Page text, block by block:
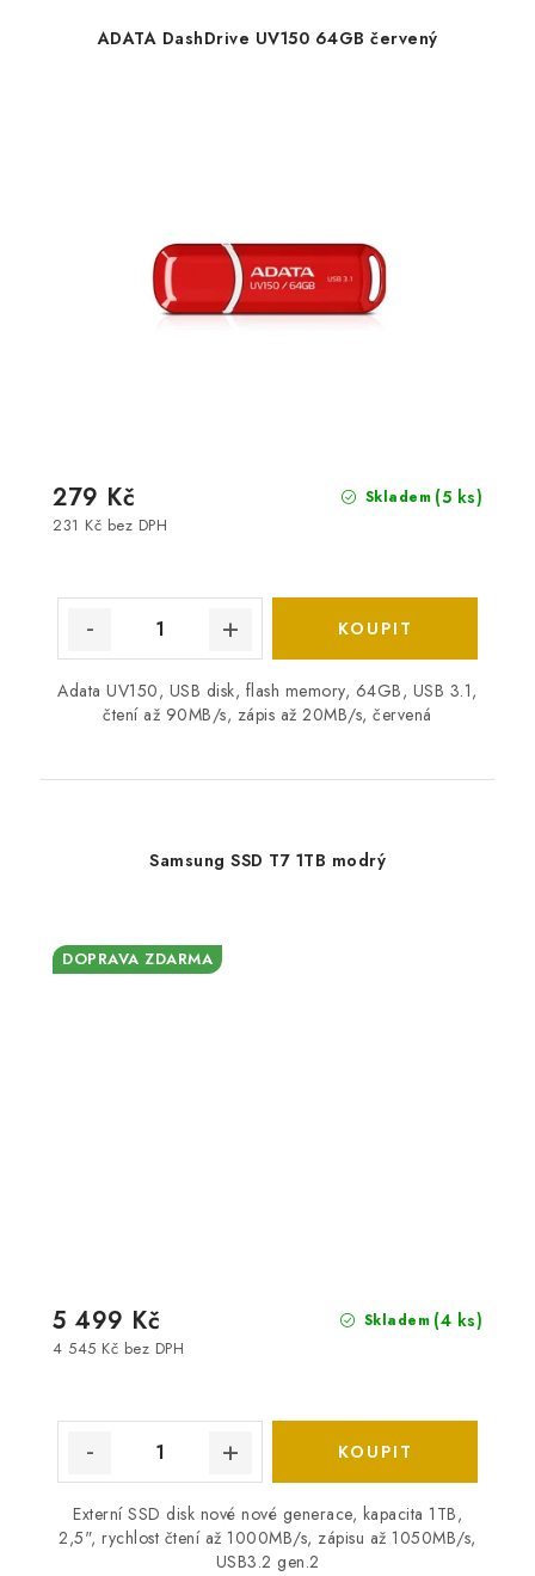
ADATA DashDrive UV150 64GB červený
Skladem (5 ks)
231 Kč bez DPH
279 Kč
Adata UV150, USB disk, flash memory, 64GB, USB 3.1,
čtení až 90MB/s, zápis až 20MB/s, červená
Samsung SSD T7 1TB modrý
DOPRAVA ZDARMA
Skladem (4 ks)
4 545 Kč bez DPH
5 499 Kč
Externí SSD disk nové nové generace, kapacita 1TB,
2,5", rychlost čtení až 1000MB/s, zápisu až 1050MB/s,
USB3.2 gen.2